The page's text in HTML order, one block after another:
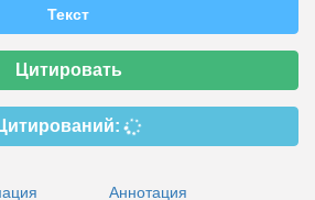
Текст
Цитировать
Аннотация